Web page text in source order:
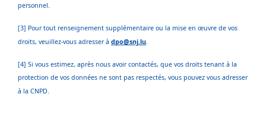
personnel.
[3] Pour tout renseignement supplémentaire ou la mise en œuvre de vos
droits, veuillez-vous adresser à dpo@snj.lu.
[4] Si vous estimez, après nous avoir contactés, que vos droits tenant à la
protection de vos données ne sont pas respectés, vous pouvez vous adresser
à la CNPD.